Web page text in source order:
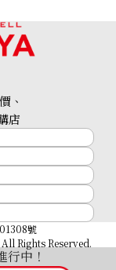
行中！
、
店
號
Rights Reserved.